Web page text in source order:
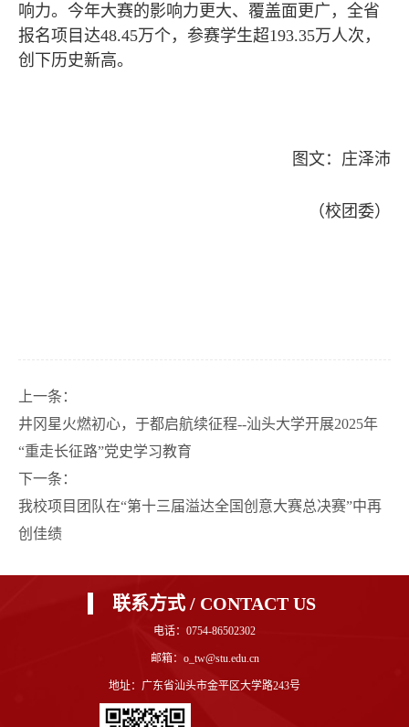
响力。今年大赛的影响力更大、覆盖面更广，全省
报名项目达48.45万个，参赛学生超193.35万人次，
创下历史新高。
图文：庄泽沛
（校团委）
上一条：
井冈星火燃初心，于都启航续征程--汕头大学开展2025年
“重走长征路”党史学习教育
下一条：
我校项目团队在“第十三届溢达全国创意大赛总决赛”中再
创佳绩
联系方式 / CONTACT US
电话：0754-86502302
邮箱：o_tw@stu.edu.cn
地址：广东省汕头市金平区大学路243号